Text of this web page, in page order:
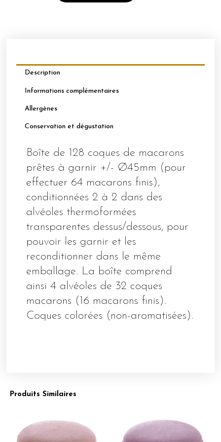
Description
Informations complémentaires
Allergènes
Conservation et dégustation
Boîte de 128 coques de macarons
prêtes à garnir +/- Ø45mm (pour
effectuer 64 macarons finis),
conditionnées 2 à 2 dans des
alvéoles thermoformées
transparentes dessus/dessous, pour
pouvoir les garnir et les
reconditionner dans le même
emballage. La boîte comprend
ainsi 4 alvéoles de 32 coques
macarons (16 macarons finis).
Coques colorées (non-aromatisées).
Produits Similaires